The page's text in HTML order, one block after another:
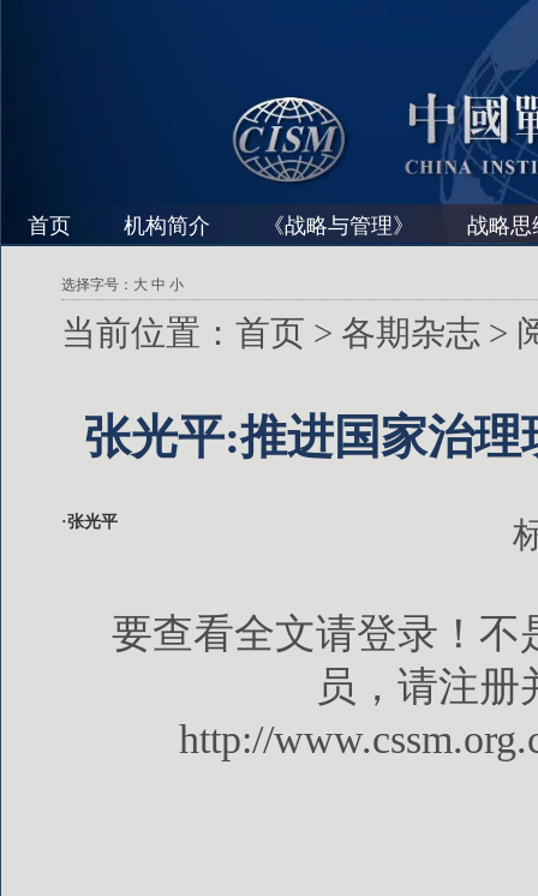
首页 机构简介 《战略与管理》 战略思
选择字号： 大 中 小
当前位置： 首页 > 各期杂志 >
张光平:推进国家治
·张光平
要查看全文请登录！不
员，请注册
http://